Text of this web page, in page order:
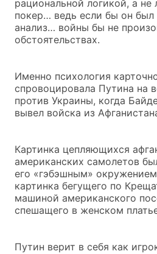
рациональной логикой, а не
покер… ведь если бы он был
анализ… войны бы не
обстоятельствах.
Именно психология
спровоцировала Путина на
против Украины, когда
вывел войска из
Картинка цепляющихся
американских самолетов
его «гэбэшным»
картинка бегущего по
машиной американского
спешащего в женском
Путин верит в себя как